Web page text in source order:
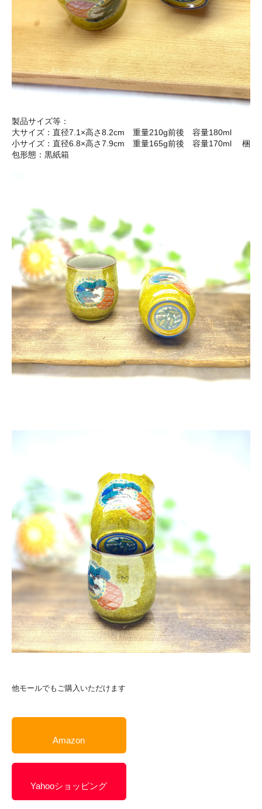
製品サイズ等：
大サイズ：直径7.1×高さ8.2cm 重量210g前後 容量180ml
小サイズ：直径6.8×高さ7.9cm 重量165g前後 容量170ml 梱
包形態：黒紙箱
他モールでもご購入いただけます
Amazon
Yahooショッピング